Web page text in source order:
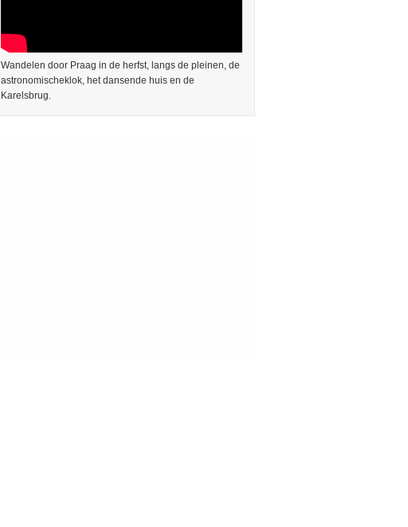
Wandelen door Praag in de herfst, langs de pleinen, de
astronomischeklok, het dansende huis en de
Karelsbrug.